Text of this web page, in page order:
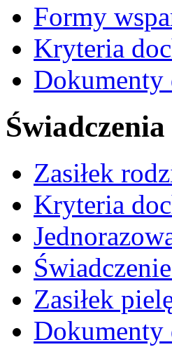
Formy
Kryteria
Dokumenty
Zasiłek
Kryteria
Zasiłek
Dokumenty